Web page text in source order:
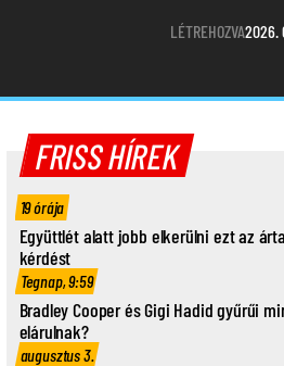
LÉTREHOZVA2026.
FRISS HÍREK
19 órája
Együttlét alatt jobb elkerülni ezt az
kérdést
Tegnap, 9:59
Bradley Cooper és Gigi Hadid gyűrűi
elárulnak?
augusztus 3.